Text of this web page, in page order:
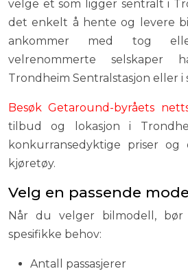
velge et som ligger sentralt i
det enkelt å hente og levere
ankommer med tog
velrenommerte
Trondheim Sentralstasjon eller
Besøk Getaround-byråets
tilbud og lokasjon i
konkurransedyktige priser
kjøretøy.
Velg en passende
Når du velger bilmodell,
spesifikke behov:
Antall passasjerer